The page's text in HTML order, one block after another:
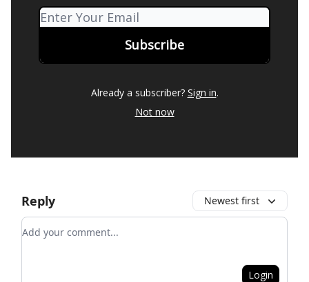
Already a subscriber? Sign in.
Not now
Reply Newest first
Add your comment
Login